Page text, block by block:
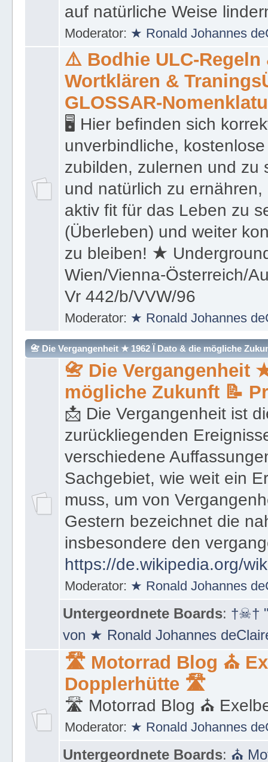
auf natürliche Weise
Moderator: ★ Ronald Johannes
⚠️ Bodhie ULC-Regeln
Wortklären &
GLOSSAR-
🖥 Hier befinden sich
unverbindliche,
zubilden, zulernen und zu
und natürlich zu
aktiv fit für das Leben zu
(Überleben) und weiter
zu bleiben! ★
Wien/Vienna-Österreich/
Vr 442/b/VVW/96
Moderator: ★ Ronald Johannes
📇 Die Vergangenheit ★ 1962 Ï Dato & die mögliche
📇 Die Vergangenheit
mögliche Zukunft 📝
📩 Die Vergangenheit ist
zurückliegenden
verschiedene
Sachgebiet, wie weit ein
muss, um von
Gestern bezeichnet die
insbesondere den
https://de.wikipedia.org/
Moderator: ★ Ronald Johannes
Untergeordnete Boards: †☠†
von ★ Ronald Johannes
🛣 Motorrad Blog ⛪
Dopplerhütte 🛣
🛣 Motorrad Blog ⛪
Moderator: ★ Ronald Johannes
Untergeordnete Boards: ⛪